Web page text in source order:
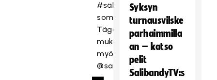
#säbäkipinävinkki
somessa!
Tägää
mukaan
myös
@salibandy.fi
k
o
s
k
a
s
Syksyn
turnausvilske
parhaimmilla
an – katso
pelit
SalibandyTV:s